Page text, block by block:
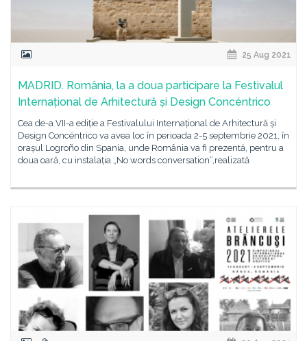
25 Aug 2021
MADRID. România, la a doua participare la Festivalul
Internațional de Arhitectură și Design Concéntrico
Cea de-a VII-a ediție a Festivalului Internațional de Arhitectură și
Design Concéntrico va avea loc în perioada 2-5 septembrie 2021, în
orașul Logroño din Spania, unde România va fi prezentă, pentru a
doua oară, cu instalația „No words conversation”,realizată